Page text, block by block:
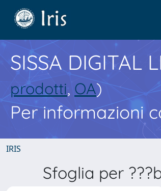
SISSA DIGITAL
prodotti, OA)
Per informazioni
IRIS
Sfoglia per